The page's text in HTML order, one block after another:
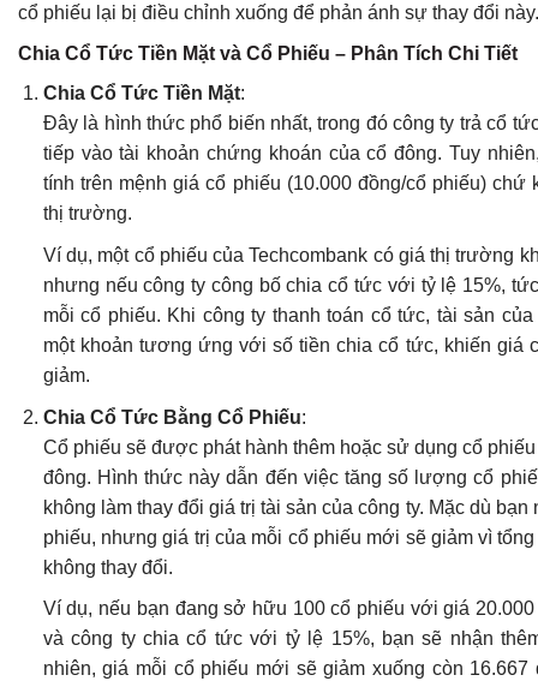
cổ phiếu lại bị điều chỉnh xuống để phản ánh sự thay đổi này.
Chia Cổ Tức Tiền Mặt và Cổ Phiếu – Phân Tích Chi Tiết
Chia Cổ Tức Tiền Mặt:
Đây là hình thức phổ biến nhất, trong đó công ty trả cổ
tiếp vào tài khoản chứng khoán của cổ đông. Tuy
tính trên mệnh giá cổ phiếu (10.000 đồng/cổ phiếu) chứ
thị trường.
Ví dụ, một cổ phiếu của Techcombank có giá thị trường
nhưng nếu công ty công bố chia cổ tức với tỷ lệ 15%,
mỗi cổ phiếu. Khi công ty thanh toán cổ tức, tài sản
một khoản tương ứng với số tiền chia cổ tức, khiến giá
giảm.
Chia Cổ Tức Bằng Cổ Phiếu:
Cổ phiếu sẽ được phát hành thêm hoặc sử dụng cổ
đông. Hình thức này dẫn đến việc tăng số lượng cổ
không làm thay đổi giá trị tài sản của công ty. Mặc dù
phiếu, nhưng giá trị của mỗi cổ phiếu mới sẽ giảm vì
không thay đổi.
Ví dụ, nếu bạn đang sở hữu 100 cổ phiếu với giá
và công ty chia cổ tức với tỷ lệ 15%, bạn sẽ nhận
nhiên, giá mỗi cổ phiếu mới sẽ giảm xuống còn 16.667